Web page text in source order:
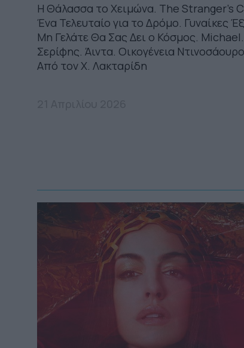
Η Θάλασσα το Χειμώνα. The Stranger's
Ένα Τελευταίο για το Δρόμο. Γυναίκες
Μη Γελάτε Θα Σας Δει ο Κόσμος.
Σερίφης. Άιντα. Οικογένεια
Από τον Χ. Λακταρίδη